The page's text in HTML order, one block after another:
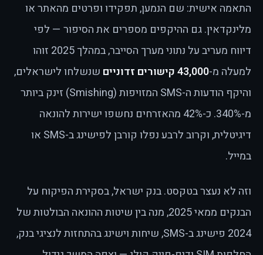
התאמה אישית: שם הנמען, תפקידו ופרטים מהאתר או
מלינקדאין. גם ההיקפים מספרים את הסיפור — לפי
דיווח מעריב על נתוני מערך הסייבר, במהלך 2025 זוהו
למעלה מ-43,000 קישורים זדוניים
שנשלחו לישראלים,
והיקף הודעות ה-SMS המזויפות (Smishing) זינק ביותר
מ-340%. כ-42% מהאזרחים נחשפו ישירות להונאה
דיגיטלית, וקרוב לרבע נפלו קורבן לפישינג ב-SMS או
במייל.
וזה לא נעצר בטקסט. בנק ישראל, בסקירת הפיקוח על
הבנקים ממאי 2025, מנה בין שיטות ההונאה הבולטות של
2024 פישינג ב-SMS, שיחות וישינג בהתחזות לנציגי בנק,